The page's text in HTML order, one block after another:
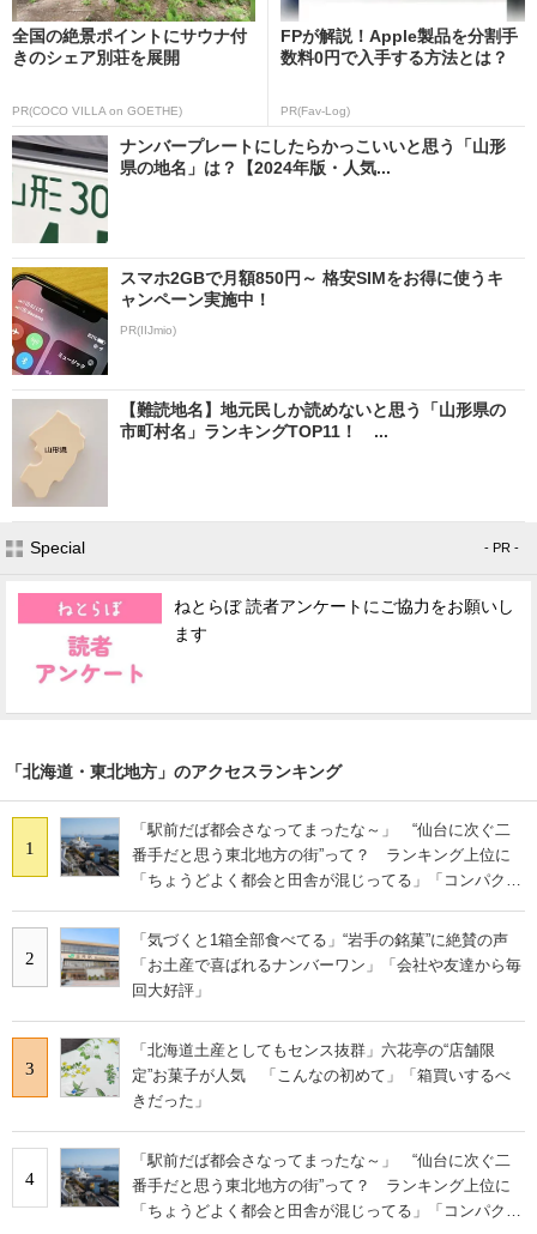
全国の絶景ポイントにサウナ付
きのシェア別荘を展開
PR(COCO VILLA on GOETHE)
FPが解説！Apple製品を分割手
数料0円で入手する方法とは？
PR(Fav-Log)
ナンバープレートにしたらかっこいいと思う「山形
県の地名」は？【2024年版・人気...
スマホ2GBで月額850円～ 格安SIMをお得に使うキ
ャンペーン実施中！
PR(IIJmio)
【難読地名】地元民しか読めないと思う「山形県の
市町村名」ランキングTOP11！ ...
Special - PR -
ねとらぼ 読者アンケートにご協力をお願いし
ます
「北海道・東北地方」のアクセスランキング
1
「駅前だば都会さなってまったな～」 “仙台に次ぐ二
番手だと思う東北地方の街”って？ ランキング上位に
「ちょうどよく都会と田舎が混じってる」「コンパクト
2
「気づくと1箱全部食べてる」“岩手の銘菓”に絶賛の声
「お土産で喜ばれるナンバーワン」「会社や友達から毎
回大好評」
3
「北海道土産としてもセンス抜群」六花亭の“店舗限
定”お菓子が人気 「こんなの初めて」「箱買いするべ
きだった」
4
「駅前だば都会さなってまったな～」 “仙台に次ぐ二
番手だと思う東北地方の街”って？ ランキング上位に
「ちょうどよく都会と田舎が混じってる」「コンパクト